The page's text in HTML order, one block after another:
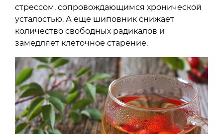
стрессом, сопровождающимся хронической
усталостью. А еще шиповник снижает
количество свободных радикалов и
замедляет клеточное старение.